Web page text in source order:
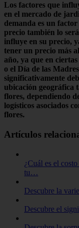
Los factores que
en el mercado de
demanda es un
precio también lo
influye en su precio,
tener un precio más
año, ya que en
o el Día de las
significativamente
ubicación geográfica
flores, dependiendo
logísticos asociados
flores.
Artículos
¿Cuál es el
tu…
Descubre la
Descubre el